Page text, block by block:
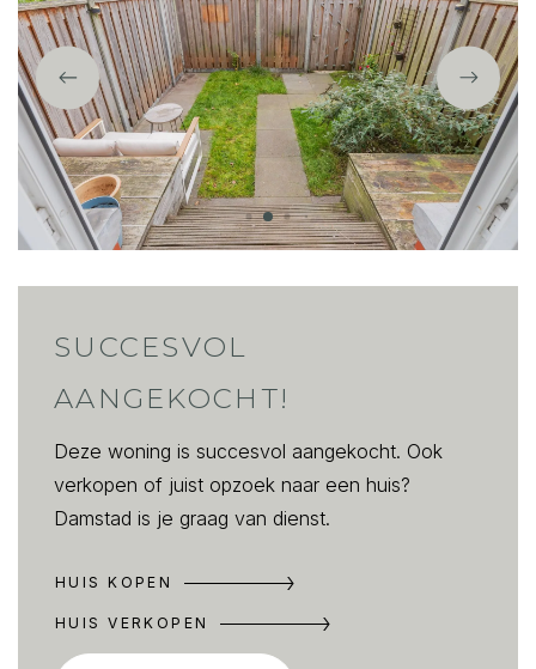
SUCCESVOL
AANGEKOCHT!
Deze woning is succesvol aangekocht. Ook
verkopen of juist opzoek naar een huis?
Damstad is je graag van dienst.
HUIS KOPEN
HUIS VERKOPEN